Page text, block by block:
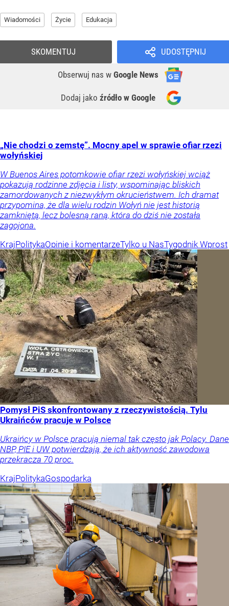
Wiadomości Życie Edukacja
UDOSTĘPNIJ
Obserwuj nas w Google News
Dodaj jako źródło w Google
SKOMENTUJ
„Nie chodzi o zemstę”. Mocny apel w sprawie ofiar rzezi
wołyńskiej
W Buenos Aires potomkowie ofiar rzezi wołyńskiej wciąż
pokazują rodzinne zdjęcia i listy, wspominając bliskich
zamordowanych z niezwykłym okrucieństwem. Ich dramat
przypomina, że dla wielu rodzin Wołyń nie jest historią
zamkniętą, lecz bolesną raną, która do dziś nie została
zagojona.
KrajPolitykaOpinie i komentarzeTylko u NasTygodnik Wprost
Pomysł PiS skonfrontowany z rzeczywistością. Tylu
Ukraińców pracuje w Polsce
Ukraińcy w Polsce pracują niemal tak często jak Polacy. Dane
NBP, PIE i UW potwierdzają, że ich aktywność zawodowa
przekracza 70 proc.
KrajPolitykaGospodarka